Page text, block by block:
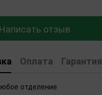
Написать отзыв
Оплата Гарантия
отделение